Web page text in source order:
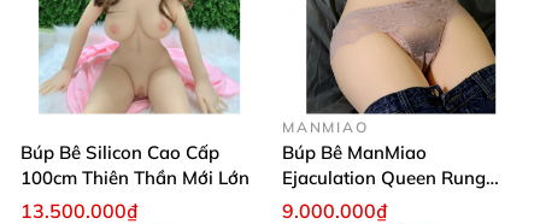
Búp Bê Silicon Cao Cấp
100cm Thiên Thần Mới Lớn
13.500.000₫
MANMIAO
Búp Bê ManMiao
Ejaculation Queen Rung
Cảm Biến Sưởi Ấm Xuất
9.000.000₫